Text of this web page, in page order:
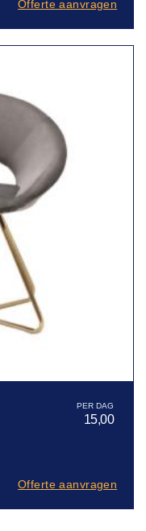
Offerte aanvragen
15,00
Offerte aanvragen